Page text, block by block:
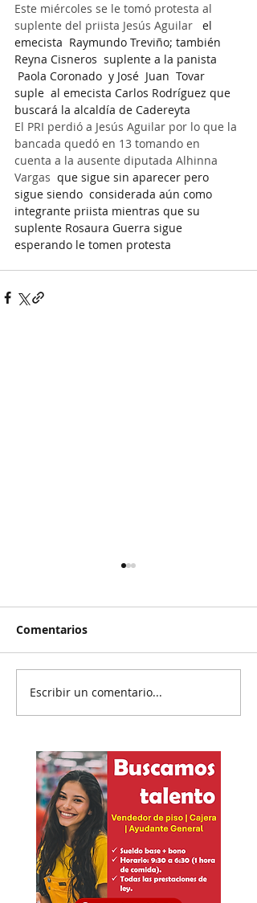
Este miércoles se le tomó protesta al
suplente del priista Jesús Aguilar el
emecista  Raymundo Treviño; también
Reyna Cisneros  suplente a la panista
Paola Coronado  y José  Juan  Tovar
suple  al emecista Carlos Rodríguez que
buscará la alcaldía de Cadereyta
El PRI perdió a Jesús Aguilar por lo que la
bancada quedó en 13 tomando en
cuenta a la ausente diputada Alhinna
Vargas que sigue sin aparecer pero
sigue siendo  considerada aún como
integrante priista mientras que su
suplente Rosaura Guerra sigue
esperando le tomen protesta
Abren proceso
sancionador a
Comentarios
Escribir un comentario...